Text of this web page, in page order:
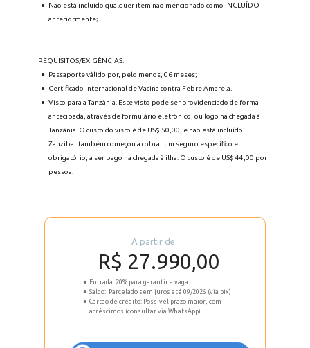
Não está incluído qualquer item não mencionado como INCLUÍDO
anteriormente;
REQUISITOS/EXIGÊNCIAS:
Passaporte válido por, pelo menos, 06 meses;
Certificado Internacional de Vacina contra Febre Amarela.
Visto para a Tanzânia. Este visto pode ser providenciado de forma
antecipada, através de formulário eletrônico, ou logo na chegada à
Tanzânia. O custo do visto é de US$ 50,00, e não está incluído.
Zanzibar também começou a cobrar um seguro específico e
obrigatório, a ser pago na chegada à ilha. O custo é de US$ 44,00 por
pessoa.
A partir de:
R$ 27.990,00
Entrada: 20% para garantir a vaga.
Saldo:  Parcelado sem juros até 09/2026 (via pix)
Cartão de crédito: Possível prazo maior, com
acréscimos (consultar via WhatsApp).